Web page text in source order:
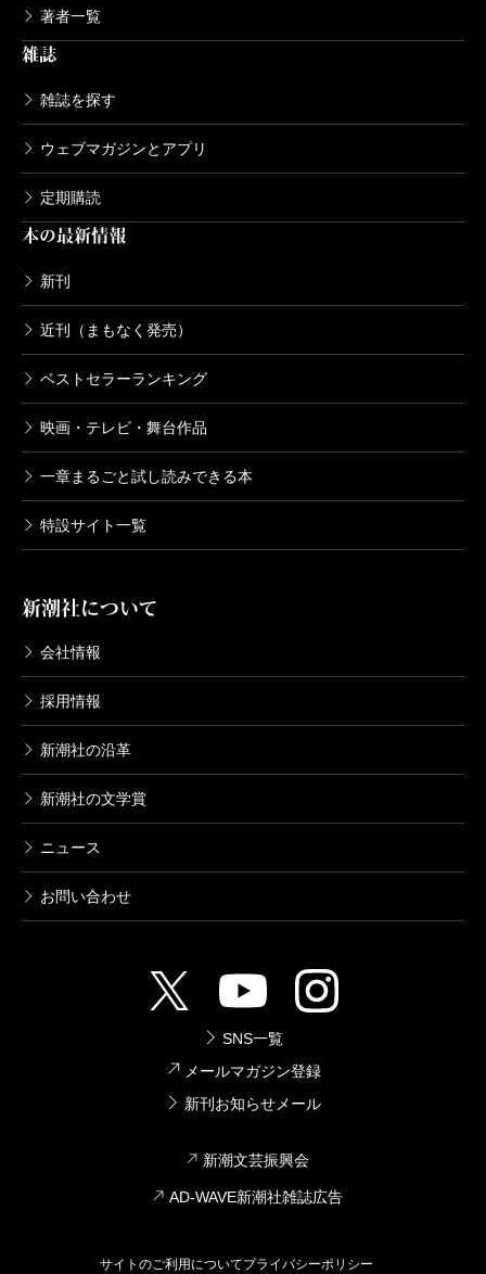
著者一覧
雑誌
雑誌を探す
ウェブマガジンとアプリ
定期購読
本の最新情報
新刊
近刊（まもなく発売）
ベストセラーランキング
映画・テレビ・舞台作品
一章まるごと試し読みできる本
特設サイト一覧
新潮社について
会社情報
採用情報
新潮社の沿革
新潮社の文学賞
ニュース
お問い合わせ
SNS一覧
メールマガジン登録
新刊お知らせメール
新潮文芸振興会
AD-WAVE新潮社雑誌広告
サイトのご利用についてプライバシーポリシー